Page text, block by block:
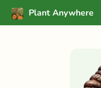
Plant Anywhere